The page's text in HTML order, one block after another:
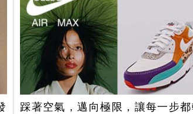
踩著空氣，邁向極限，讓每一步都